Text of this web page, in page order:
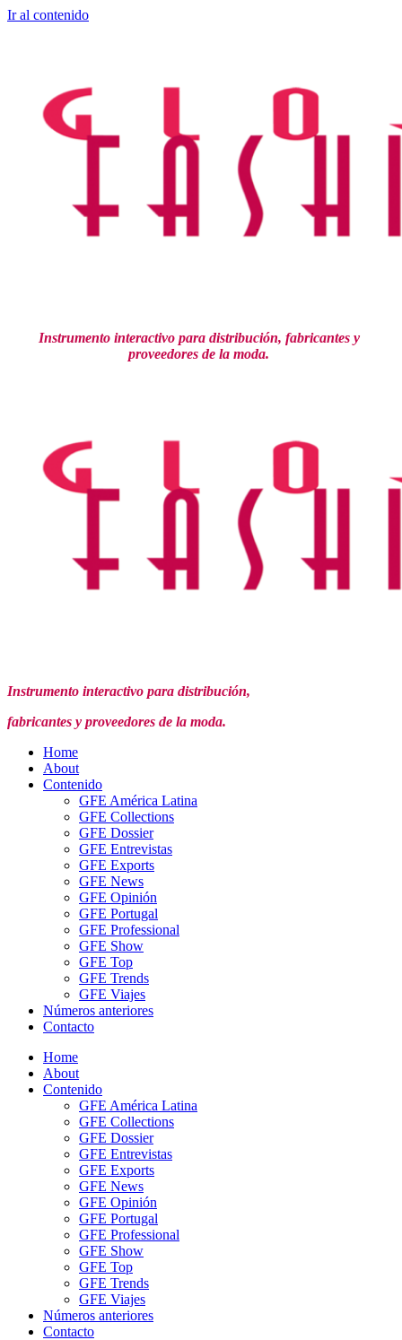
Ir al contenido
Instrumento interactivo para distribución, fabricantes y
proveedores de la moda.
Instrumento interactivo para distribución,
fabricantes y proveedores de la moda.
Home
About
Contenido
GFE América Latina
GFE Collections
GFE Dossier
GFE Entrevistas
GFE Exports
GFE News
GFE Opinión
GFE Portugal
GFE Professional
GFE Show
GFE Top
GFE Trends
GFE Viajes
Números anteriores
Contacto
Home
About
Contenido
GFE América Latina
GFE Collections
GFE Dossier
GFE Entrevistas
GFE Exports
GFE News
GFE Opinión
GFE Portugal
GFE Professional
GFE Show
GFE Top
GFE Trends
GFE Viajes
Números anteriores
Contacto